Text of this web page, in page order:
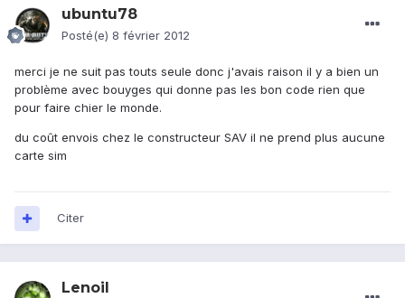
ubuntu78
Posté(e) 8 février 2012
merci je ne suit pas touts seule donc j'avais raison il y a bien un
problème avec bouyges qui donne pas les bon code rien que
pour faire chier le monde.
du coût envois chez le constructeur SAV il ne prend plus aucune
carte sim
Citer
Lenoil